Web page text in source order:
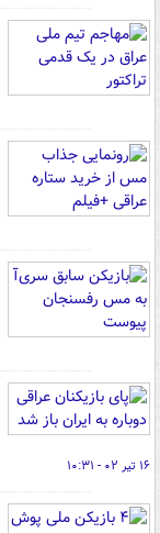
۱۶ تیر ۰۲ - ۱۰:۳۱